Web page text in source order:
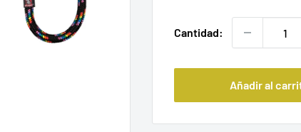
venta
Cantidad:
Añadir al